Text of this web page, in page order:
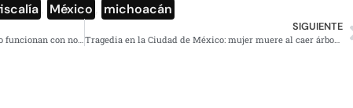
México michoacán
Sistemas de Navegación Aérea de México funcionan con normalidad
SIGUIENTE
Tragedia en la Ciudad de México: mujer muere al caer árbol sobre vehículo; su bebé sobrevive